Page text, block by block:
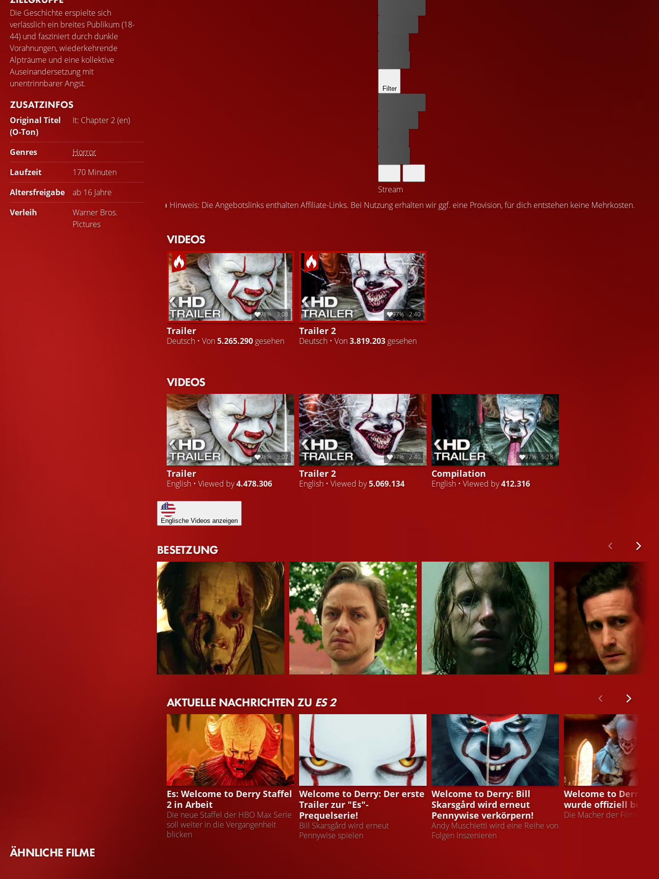
Die Geschichte erspielte sich
verlässlich ein breites Publikum (18-
44) und fasziniert durch dunkle
Vorahnungen, wiederkehrende
Alpträume und eine kollektive
Auseinandersetzung mit
unentrinnbarer Angst.
ZUSATZINFOS
Original Titel
(O-Ton)
It: Chapter 2 (en)
Genres
Horror
Laufzeit
170 Minuten
Altersfreigabe
ab 16 Jahre
Verleih
Warner Bros.
Pictures
Filter
Stream
Hinweis: Die Angebotslinks enthalten Affiliate-Links. Bei Nutzung erhalten wir ggf. eine Provision, für dich entstehen keine Mehrkosten.
VIDEOS
98% 3:08
Trailer
Deutsch • Von5.265.290 gesehen
97% 2:40
Trailer 2
Deutsch • Von3.819.203 gesehen
VIDEOS
98% 3:07
Trailer
English • Viewed by4.478.306
97% 2:40
Trailer 2
English • Viewed by5.069.134
97% 5:28
Compilation
English • Viewed by412.316
Englische Videos anzeigen
BESETZUNG
Bill Skarsgård
Pennywise
James McAvoy
Bill Denbrough
James Ransone
AKTUELLE NACHRICHTEN ZU ES 2
ES: WELCOME TO DERRY
Es: Welcome to Derry Staffel
2 in Arbeit
Die neue Staffel der HBO Max Serie
soll weiter in die Vergangenheit
blicken
ES: WELCOME TO DERRY
Welcome to Derry: Der erste
Trailer zur "Es"-
Prequelserie!
Bill Skarsgård wird erneut
Pennywise spielen
ES
Welcome to Derry: Bill
Skarsgård wird erneut
Pennywise verkörpern!
Andy Muschietti wird eine Reihe von
Folgen inszenieren
NEWS
Welcome to Derry:
wurde offiziell
Die Macher der Filme sind
ÄHNLICHE FILME